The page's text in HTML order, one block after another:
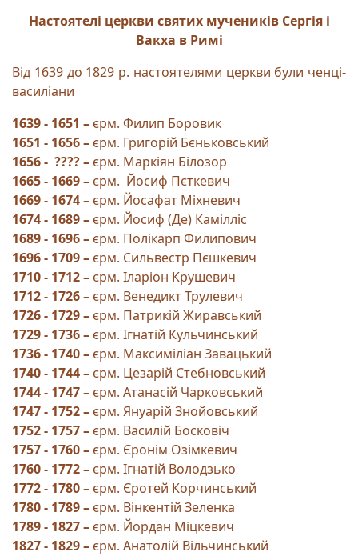
Настоятелі церкви святих мучеників Сергія і
Вакха в Римі
Від 1639 до 1829 р. настоятелями церкви були ченці-
василіани
1639 - 1651 – єрм. Филип Боровик
1651 - 1656– єрм. Григорій Бєньковський
1656 - ???? – єрм. Маркіян Білозор
1665 - 1669 – єрм. Йосиф Пєткевич
1669 - 1674 – єрм. Йосафат Міхневич
1674 - 1689 – єрм. Йосиф (Де) Камілліс
1689 - 1696 – єрм. Полікарп Филипович
1696 - 1709 – єрм. Сильвестр Пєшкевич
1710 - 1712 – єрм. Іларіон Крушевич
1712 - 1726 – єрм. Венедикт Трулевич
1726 - 1729 – єрм. Патрикій Жиравський
1729 - 1736 – єрм. Ігнатій Кульчинський
1736 - 1740 – єрм. Максиміліан Завацький
1740 - 1744 – єрм. Цезарій Стебновський
1744 - 1747 – єрм. Атанасій Чарковський
1747 - 1752 – єрм. Януарій Знойовський
1752 - 1757 – єрм. Василій Босковіч
1757 - 1760 – єрм. Єронім Озімкевич
1760 - 1772 – єрм. Ігнатій Володзько
1772 - 1780 – єрм. Єротей Корчинський
1780 - 1789 – єрм. Вінкентій Зеленка
1789 - 1827 – єрм. Йордан Міцкевич
1827 - 1829 – єрм. Анатолій Вільчинський